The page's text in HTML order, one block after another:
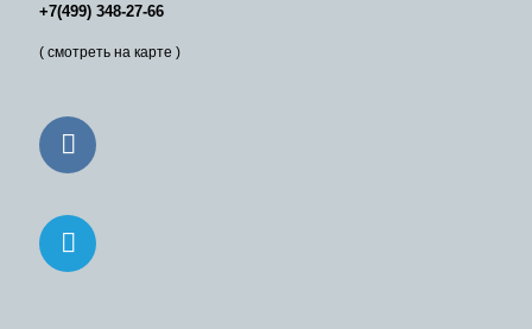
+7(499) 348-27-66
( смотреть на карте )